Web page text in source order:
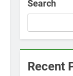
Search
Recent